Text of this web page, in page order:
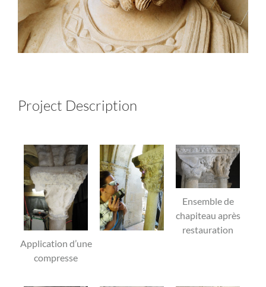
Project Description
Application d’une
compresse
Ensemble de
chapiteau après
restauration